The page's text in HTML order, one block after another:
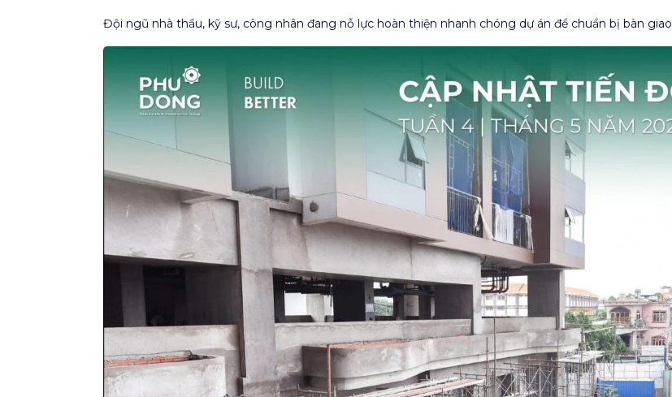
Đội ngũ nhà thầu, kỹ sư, công nhân đang nỗ lực hoàn thiện nhanh chóng dự án để chuẩn bị bàn